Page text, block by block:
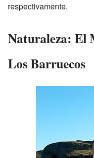
respectivamente.
Naturaleza: El
Los Barruecos